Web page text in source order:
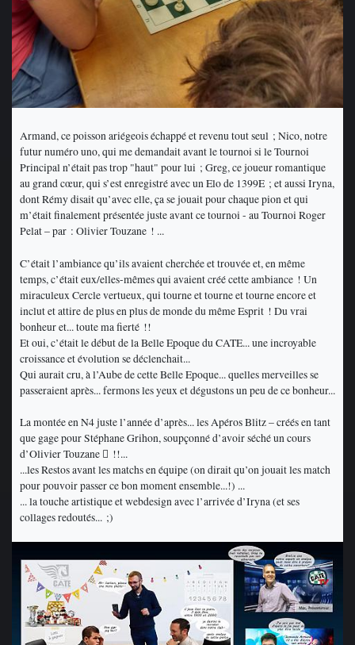
Armand, ce poisson ariégeois échappé et revenu tout seul ; Nico, notre
futur numéro uno, qui me demandait avant le tournoi si le Tournoi
Principal n’était pas trop "haut" pour lui ; Greg, ce joueur romantique
au grand cœur, qui s’est enregistré avec un Elo de 1399E ; et aussi Iryna,
dont Rémy disait qu’avec elle, ça se jouait pour chaque pion et qui
m’était finalement présentée juste avant ce tournoi - au Tournoi Roger
Pelat – par : Olivier Touzane ! ...
C’était l’ambiance qu’ils avaient cherchée et trouvée et, en même
temps, c’était eux/elles-mêmes qui avaient créé cette ambiance ! Un
miraculeux Cercle vertueux, qui tourne et tourne et tourne encore et
inclut et attire de plus en plus de monde du même Esprit ! Du vrai
bonheur et... toute ma fierté !!
Et oui, c’était le début de la Belle Epoque du CATE... une incroyable
croissance et évolution se déclenchait...
Qui aurait cru, à l’Aube de cette Belle Epoque... quelles merveilles se
passeraient après... fermons les yeux et dégustons un peu de ce bonheur...
La montée en N4 juste l’année d’après... les Apéros Blitz – créés en tant
que gage pour Stéphane Grihon, soupçonné d’avoir séché un cours
d’Olivier Touzane  !!...
...les Restos avant les matchs en équipe (on dirait qu’on jouait les match
pour pouvoir passer ce bon moment ensemble...!) ...
... la touche artistique et webdesign avec l’arrivée d’Iryna (et ses
collages redoutés... ;)